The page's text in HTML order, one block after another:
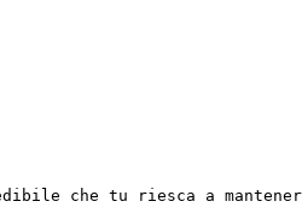
che tu riesca a